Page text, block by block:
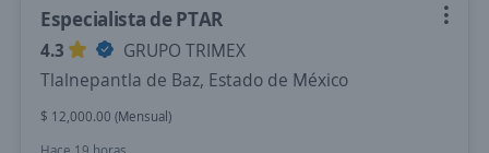
Especialista de PTAR
4.3
GRUPO TRIMEX
Tlalnepantla de Baz, Estado de México
$ 12,000.00 (Mensual)